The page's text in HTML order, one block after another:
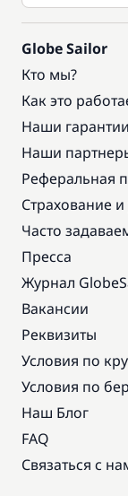
Globe Sailor
Кто мы?
Как это
Наши гарантии
Наши
Реферальная
Страхование и
Часто
Пресса
Журнал
Вакансии
Реквизиты
Условия по
Условия по
Наш Блог
FAQ
Связаться с